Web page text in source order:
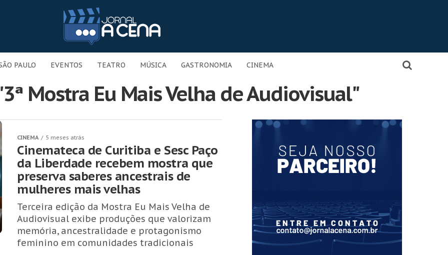
PAULO EVENTOS TEATRO MÚSICA GASTRONOMIA CINEMA
Mostra Eu Mais Velha de Audiovisual"
CINEMA 5 meses atrás
Cinemateca de Curitiba e Sesc Paço
da Liberdade recebem mostra que
preserva saberes ancestrais de
mulheres mais velhas
Terceira edição da Mostra Eu Mais Velha de
Audiovisual exibe produções que valorizam
memória, ancestralidade e protagonismo
feminino em comunidades tradicionais